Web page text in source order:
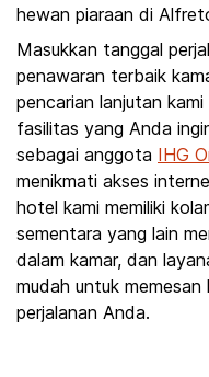
hewan piaraan di
Masukkan tanggal
penawaran terbaik
pencarian lanjutan
fasilitas yang Anda
sebagai anggota IHG
menikmati akses
hotel kami memiliki
sementara yang lain
dalam kamar, dan
mudah untuk
perjalanan Anda.